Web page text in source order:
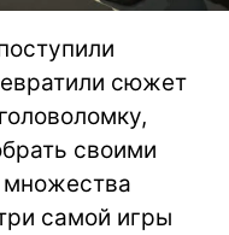
сюжет
своими
множества
самой игры